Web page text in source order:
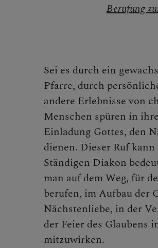
Berufung
Sei es durch ein
Pfarre, durch
andere Erlebnisse von
Menschen spüren in
Einladung Gottes, den
dienen. Dieser Ruf
Ständigen Diakon
man auf dem Weg, für
berufen, im Aufbau der
Nächstenliebe, in der
der Feier des Glaubens
mitzuwirken.